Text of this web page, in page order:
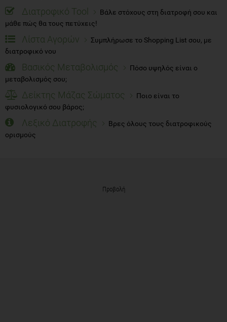
Διατροφικό Tool
Βάλε στόχους στη διατροφή σου και
μάθε πώς θα τους πετύχεις!
Λίστα Αγορών
Συμπλήρωσε το Shopping List σου, με
διατροφικό νου
Βασικός Μεταβολισμός
Πόσο υψηλός είναι ο
μεταβολισμός σου;
Δείκτης Μάζας Σώματος
Ποιο είναι το
φυσιολογικό σου βάρος;
Λεξικό Διατροφής
Βρες όλους τους διατροφικούς
ορισμούς
Προβολή